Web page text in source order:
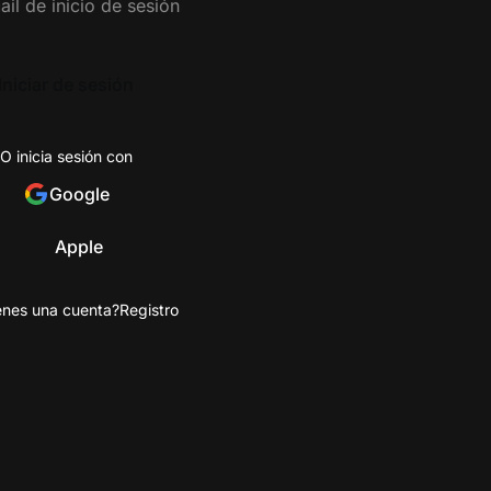
O inicia sesión con
Google
Apple
una cuenta?Registro